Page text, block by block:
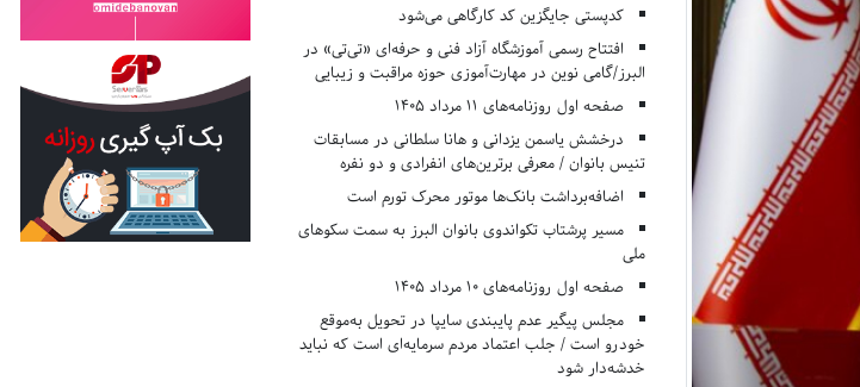
کدپستی جایگزین کد کارگاهی می‌شود
افتتاح رسمی آموزشگاه آزاد فنی و حرفه‌ای «تی‌تی» در
البرز/گامی نوین در مهارت‌آموزی حوزه مراقبت و زیبایی
صفحه اول روزنامه‌های 11 مرداد 1405
درخشش یاسمن یزدانی و هانا سلطانی در مسابقات
تنیس بانوان / معرفی برترین‌های انفرادی و دو نفره
اضافه‌برداشت بانک‌ها موتور محرک تورم است
مسیر پرشتاب تکواندوی بانوان البرز به سمت سکوهای
ملی
صفحه اول روزنامه‌های 10 مرداد 1405
مجلس پیگیر عدم پایبندی سایپا در تحویل به‌موقع
خودرو است / جلب اعتماد مردم سرمایه‌ای است که نباید
خدشه‌دار شود